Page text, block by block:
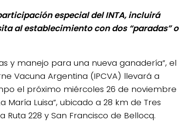
especial del INTA, incluirá
al establecimiento con dos “paradas” o
y manejo para una nueva ganadería”, el
Vacuna Argentina (IPCVA) llevará a
el próximo miércoles 26 de noviembre
María Luisa”, ubicado a 28 km de Tres
Ruta 228 y San Francisco de Bellocq.